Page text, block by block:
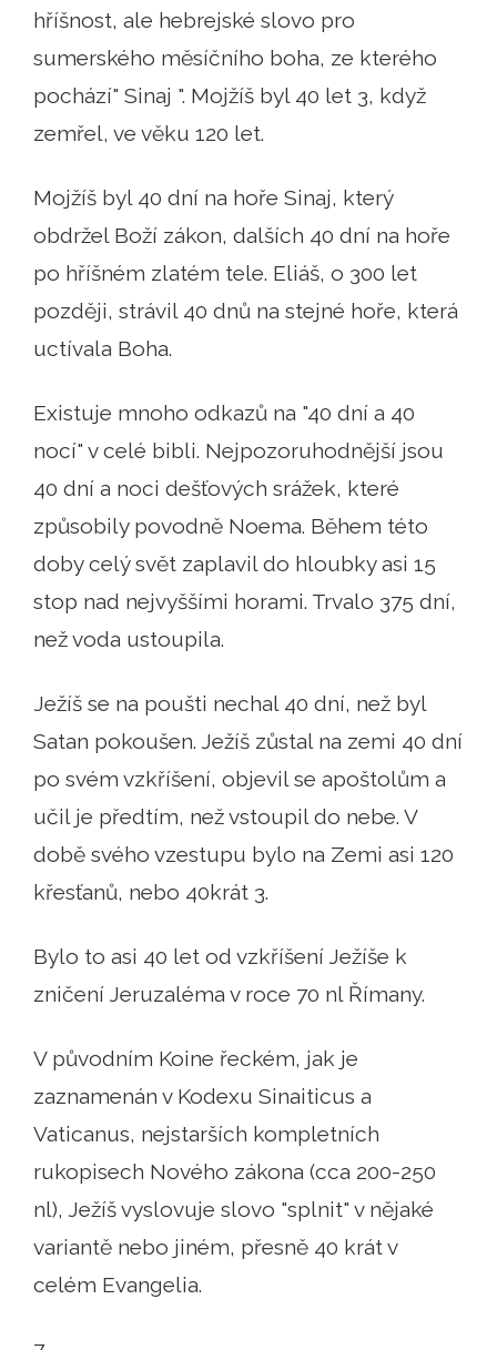
hříšnost, ale hebrejské slovo pro
sumerského měsíčního boha, ze kterého
pochází" Sinaj ". Mojžíš byl 40 let 3, když
zemřel, ve věku 120 let.
Mojžíš byl 40 dní na hoře Sinaj, který
obdržel Boží zákon, dalších 40 dní na hoře
po hříšném zlatém tele. Eliáš, o 300 let
později, strávil 40 dnů na stejné hoře, která
uctívala Boha.
Existuje mnoho odkazů na "40 dní a 40
nocí" v celé bibli. Nejpozoruhodnější jsou
40 dní a noci dešťových srážek, které
způsobily povodně Noema. Během této
doby celý svět zaplavil do hloubky asi 15
stop nad nejvyššími horami. Trvalo 375 dní,
než voda ustoupila.
Ježíš se na poušti nechal 40 dní, než byl
Satan pokoušen. Ježíš zůstal na zemi 40 dní
po svém vzkříšení, objevil se apoštolům a
učil je předtím, než vstoupil do nebe. V
době svého vzestupu bylo na Zemi asi 120
křesťanů, nebo 40krát 3.
Bylo to asi 40 let od vzkříšení Ježíše k
zničení Jeruzaléma v roce 70 nl Římany.
V původním Koine řeckém, jak je
zaznamenán v Kodexu Sinaiticus a
Vaticanus, nejstarších kompletních
rukopisech Nového zákona (cca 200-250
nl), Ježíš vyslovuje slovo "splnit" v nějaké
variantě nebo jiném, přesně 40 krát v
celém Evangelia.